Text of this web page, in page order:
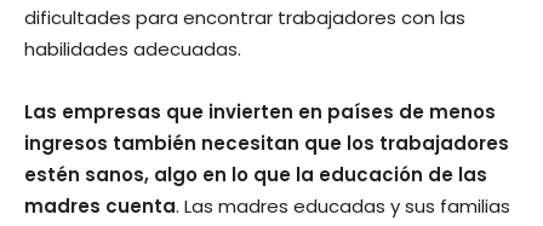
dificultades para encontrar trabajadores con las
habilidades adecuadas.
Las empresas que invierten en países de menos
ingresos también necesitan que los trabajadores
estén sanos, algo en lo que la educación de las
madres cuenta. Las madres educadas y sus familias